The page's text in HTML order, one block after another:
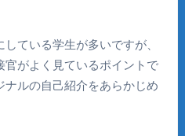
ている学生が多いですが、
がよく見ているポイントで
ルの自己紹介をあらかじめ